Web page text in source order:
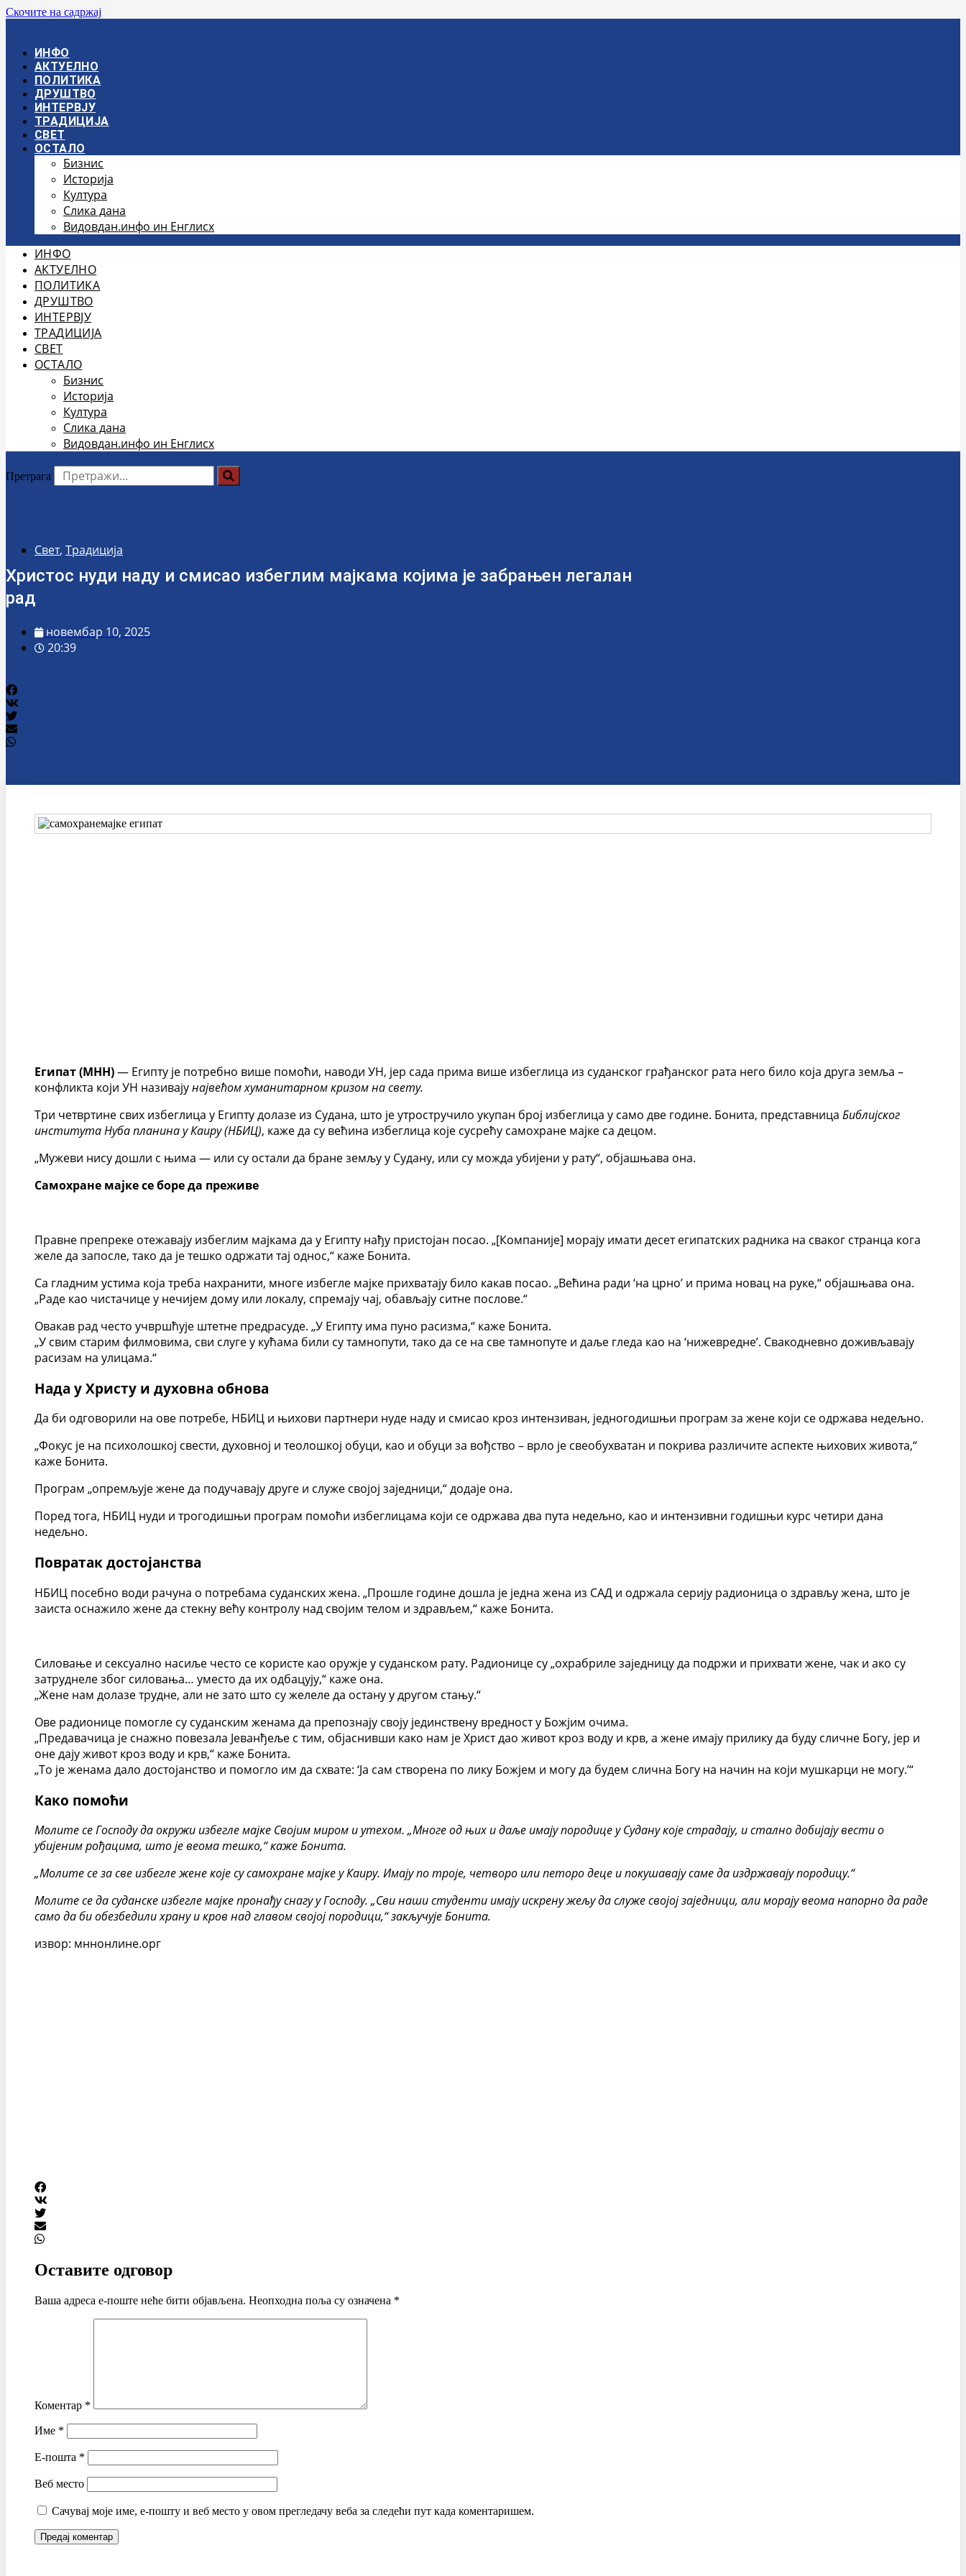
Скочите на садржај
ИНФО
АКТУЕЛНО
ПОЛИТИКА
ДРУШТВО
ИНТЕРВЈУ
ТРАДИЦИЈА
СВЕТ
ОСТАЛО
Бизнис
Историја
Култура
Слика дана
Видовдан.инфо ин Енглисх
ИНФО
АКТУЕЛНО
ПОЛИТИКА
ДРУШТВО
ИНТЕРВЈУ
ТРАДИЦИЈА
СВЕТ
ОСТАЛО
Бизнис
Историја
Култура
Слика дана
Видовдан.инфо ин Енглисх
Претрага
Свет, Традиција
Христос нуди наду и смисао избеглим мајкама којима је забрањен легалан
рад
новембар 10, 2025
20:39
Египат (МНН)— Египту је потребно више помоћи, наводи УН, јер сада прима више избеглица из суданског грађанског рата него било која друга земља –
конфликта који УН називајунајвећом хуманитарном кризом на свету.
Три четвртине свих избеглица у Египту долазе из Судана, што је утростручило укупан број избеглица у само две године. Бонита, представница Библијског
института Нуба планина у Каиру (НБИЦ), каже да су већина избеглица које сусрећу самохране мајке са децом.
„Мужеви нису дошли с њима — или су остали да бране земљу у Судану, или су можда убијени у рату“, објашњава она.
Самохране мајке се боре да преживе
Правне препреке отежавају избеглим мајкама да у Египту нађу пристојан посао. „[Компаније] морају имати десет египатских радника на сваког странца кога
желе да запосле, тако да је тешко одржати тај однос,“ каже Бонита.
Са гладним устима која треба нахранити, многе избегле мајке прихватају било какав посао. „Већина ради ‘на црно’ и прима новац на руке,“ објашњава она.
„Раде као чистачице у нечијем дому или локалу, спремају чај, обављају ситне послове.“
Овакав рад често учвршћује штетне предрасуде. „У Египту има пуно расизма,“ каже Бонита.
„У свим старим филмовима, сви слуге у кућама били су тамнопути, тако да се на све тамнопуте и даље гледа као на ‘нижевредне’. Свакодневно доживљавају
расизам на улицама.“
Нада у Христу и духовна обнова
Да би одговорили на ове потребе, НБИЦ и њихови партнери нуде наду и смисао кроз интензиван, једногодишњи програм за жене који се одржава недељно.
„Фокус је на психолошкој свести, духовној и теолошкој обуци, као и обуци за вођство – врло је свеобухватан и покрива различите аспекте њихових живота,“
каже Бонита.
Програм „опремљује жене да подучавају друге и служе својој заједници,“ додаје она.
Поред тога, НБИЦ нуди и трогодишњи програм помоћи избеглицама који се одржава два пута недељно, као и интензивни годишњи курс четири дана
недељно.
Повратак достојанства
НБИЦ посебно води рачуна о потребама суданских жена. „Прошле године дошла је једна жена из САД и одржала серију радионица о здрављу жена, што је
заиста оснажило жене да стекну већу контролу над својим телом и здрављем,“ каже Бонита.
Силовање и сексуално насиље често се користе као оружје у суданском рату. Радионице су „охрабриле заједницу да подржи и прихвати жене, чак и ако су
затруднеле због силовања… уместо да их одбацују,“ каже она.
„Жене нам долазе трудне, али не зато што су желеле да остану у другом стању.“
Ове радионице помогле су суданским женама да препознају своју јединствену вредност у Божјим очима.
„Предавачица је снажно повезала Јеванђеље с тим, објаснивши како нам је Христ дао живот кроз воду и крв, а жене имају прилику да буду сличне Богу, јер и
оне дају живот кроз воду и крв,“ каже Бонита.
„То је женама дало достојанство и помогло им да схвате: ‘Ја сам створена по лику Божјем и могу да будем слична Богу на начин на који мушкарци не могу.’“
Како помоћи
Молите се Господу да окружи избегле мајке Својим миром и утехом. „Многе од њих и даље имају породице у Судану које страдају, и стално добијају вести о
убијеним рођацима, што је веома тешко,“ каже Бонита.
„Молите се за све избегле жене које су самохране мајке у Каиру. Имају по троје, четворо или петоро деце и покушавају саме да издржавају породицу.“
Молите се да суданске избегле мајке пронађу снагу у Господу. „Сви наши студенти имају искрену жељу да служе својој заједници, али морају веома напорно да раде
само да би обезбедили храну и кров над главом својој породици,“ закључује Бонита.
извор: мннонлине.орг
Оставите одговор
Ваша адреса е-поште неће бити објављена. Неопходна поља су означена *
Коментар *
Име *
Е-пошта *
Веб место
Сачувај моје име, е-пошту и веб место у овом прегледачу веба за следећи пут када коментаришем.